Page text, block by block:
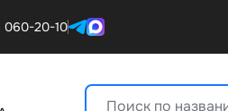
060-20-10